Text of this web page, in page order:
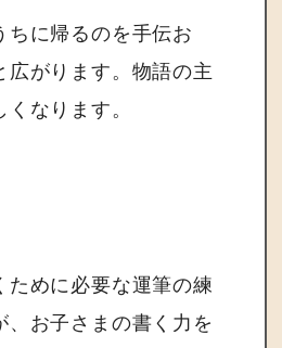
ちに帰るのを手伝お
広がります。物語の主
なります。
ために必要な運筆の練
お子さまの書く力を